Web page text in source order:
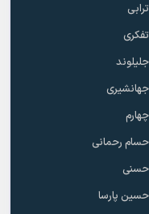
جهانشیری
حسام رحمانی
حسنی
حسین پارسا